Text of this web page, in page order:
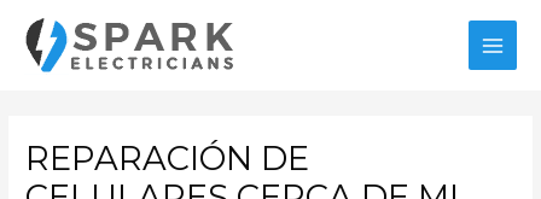
contenido
REPARACIÓN DE